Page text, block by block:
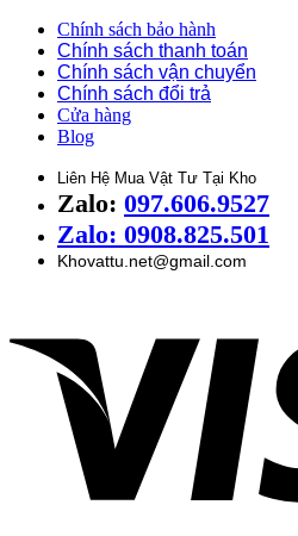
Chính sách bảo hành
Chính sách thanh toán
Chính sách vận chuyển
Chính sách đổi trả
Cửa hàng
Blog
Liên Hệ Mua Vật Tư Tại Kho
Zalo: 097.606.9527
Zalo: 0908.825.501
Khovattu.net@gmail.com